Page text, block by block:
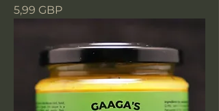
Precio
5,99 GBP